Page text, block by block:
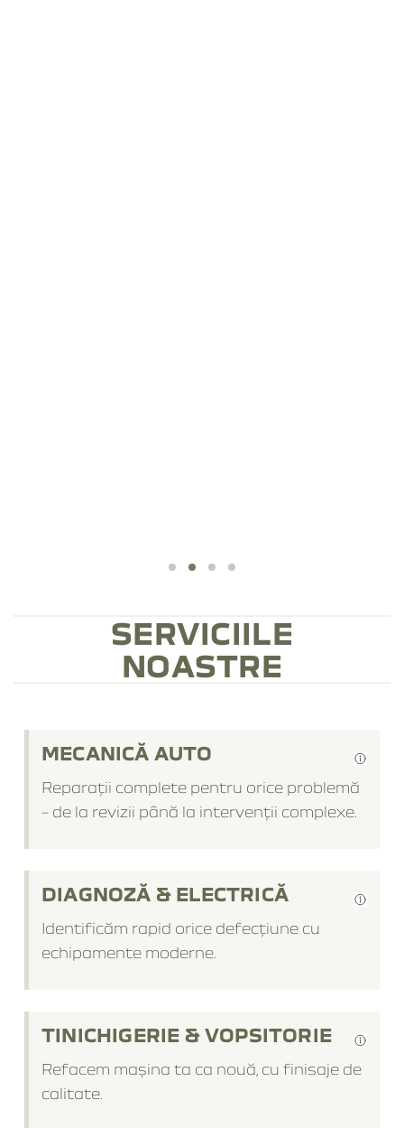
SERVICIILE
NOASTRE
MECANICĂ AUTO
Reparații complete pentru orice problemă
– de la revizii până la intervenții complexe.
DIAGNOZĂ & ELECTRICĂ
Identificăm rapid orice defecțiune cu
echipamente moderne.
TINICHIGERIE & VOPSITORIE
Refacem mașina ta ca nouă, cu finisaje de
calitate.